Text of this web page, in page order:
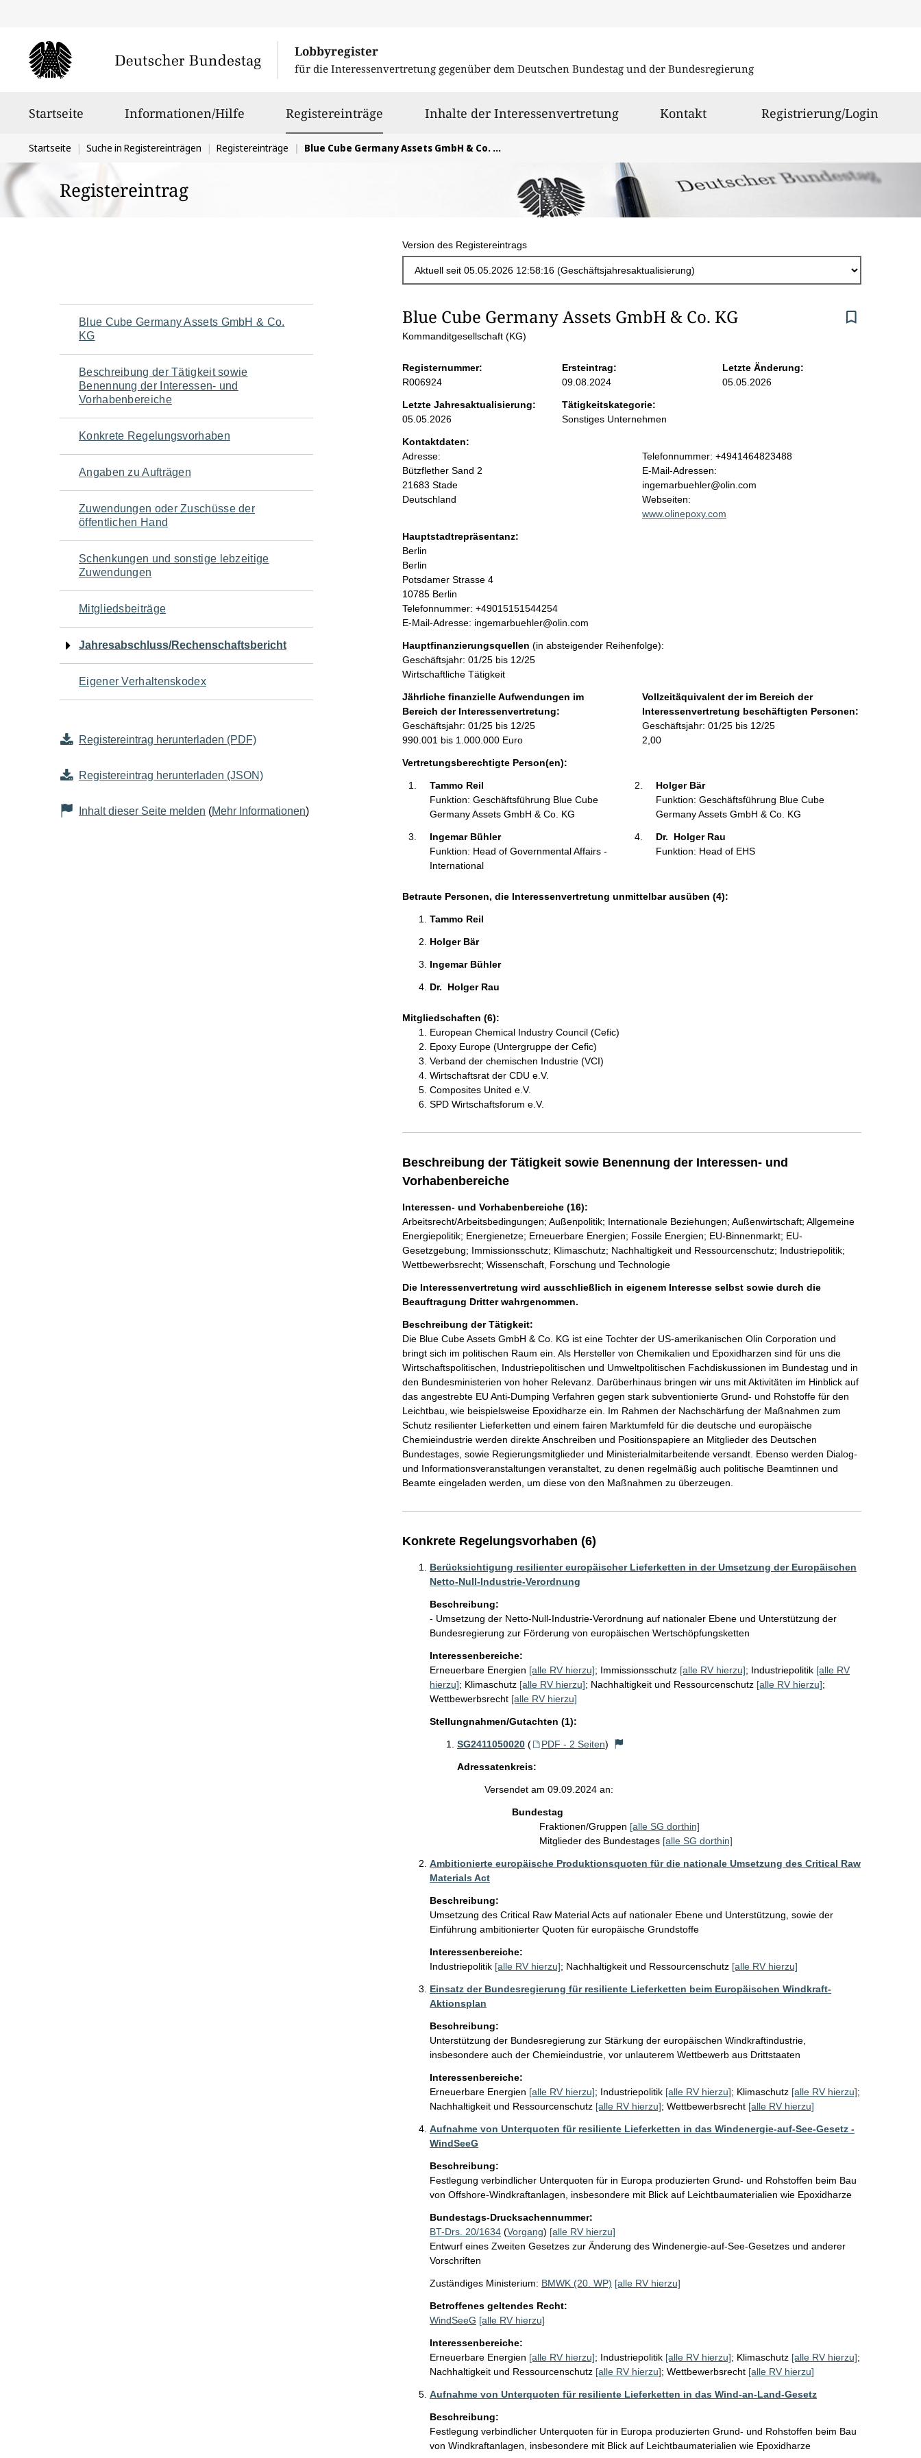
Lobbyregister
für die Interessenvertretung gegenüber dem Deutschen Bundestag und der Bundesregierung
Startseite Informationen/Hilfe Registereinträge ausgewähltInhalte der Interessenvertretung Kontakt Registrierung/Login
Sie
befinden
sich
hier:
Startseite Suche in Registereinträgen Registereinträge Blue Cube Germany Assets GmbH & Co. KG
Registereintrag
Version des Registereintrags
Navigation
für
den
Seiteninhalt
Blue Cube Germany Assets GmbH & Co.
KG
Beschreibung der Tätigkeit sowie
Benennung der Interessen- und
Vorhabenbereiche
Konkrete Regelungsvorhaben
Angaben zu Aufträgen
Zuwendungen oder Zuschüsse der
öffentlichen Hand
Schenkungen und sonstige lebzeitige
Zuwendungen
Mitgliedsbeiträge
Jahresabschluss/Rechenschaftsbericht
Eigener Verhaltenskodex
Registereintrag herunterladen (PDF)
Registereintrag herunterladen (JSON)
Inhalt dieser Seite melden (Mehr Informationen)
S
i
t
e
n
i
n
h
a
l
t
Blue Cube Germany Assets GmbH & Co. KG
Kommanditgesellschaft (KG)
Registernummer:
R006924
Ersteintrag:
09.08.2024
Letzte Änderung:
05.05.2026
Letzte Jahresaktualisierung:
05.05.2026
Tätigkeitskategorie:
Sonstiges Unternehmen
Kontaktdaten:
Adresse:
Bützflether Sand 2
21683 Stade
Deutschland
K
o
n
t
a
a
n
e
n
:
Telefonnummer: +4941464823488
E-Mail-Adressen:
ingemarbuehler@olin.com
Webseiten:
www.olinepoxy.com
Hauptstadtrepräsentanz:
A
d
r
e
s
s
Berlin
Berlin
Potsdamer Strasse 4
10785 Berlin
K
o
t
a
k
t
i
n
f
r
m
:
Telefonnummer: +49015151544254
E-Mail-Adresse: ingemarbuehler@olin.com
Hauptfinanzierungsquellen (in absteigender Reihenfolge):
Geschäftsjahr: 01/25 bis 12/25
Wirtschaftliche Tätigkeit
Jährliche finanzielle Aufwendungen im
Bereich der Interessenvertretung:
Geschäftsjahr: 01/25 bis 12/25
990.001 bis 1.000.000 Euro
Vollzeitäquivalent der im Bereich der
Interessenvertretung beschäftigten Personen:
Geschäftsjahr: 01/25 bis 12/25
2,00
Vertretungsberechtigte Person(en):
Tammo Reil
Funktion: Geschäftsführung Blue Cube
Germany Assets GmbH & Co. KG
Holger Bär
Funktion: Geschäftsführung Blue Cube
Germany Assets GmbH & Co. KG
Ingemar Bühler
Funktion: Head of Governmental Affairs -
International
Dr.  Holger Rau
Funktion: Head of EHS
Betraute Personen, die Interessenvertretung unmittelbar ausüben (4):
Tammo Reil
Holger Bär
Ingemar Bühler
Dr.  Holger Rau
Mitgliedschaften (6):
European Chemical Industry Council (Cefic)
Epoxy Europe (Untergruppe der Cefic)
Verband der chemischen Industrie (VCI)
Wirtschaftsrat der CDU e.V.
Composites United e.V.
SPD Wirtschaftsforum e.V.
Beschreibung der Tätigkeit sowie Benennung der Interessen- und
Vorhabenbereiche
Interessen- und Vorhabenbereiche (16):
Arbeitsrecht/Arbeitsbedingungen; Außenpolitik; Internationale Beziehungen; Außenwirtschaft; Allgemeine
Energiepolitik; Energienetze; Erneuerbare Energien; Fossile Energien; EU-Binnenmarkt; EU-
Gesetzgebung; Immissionsschutz; Klimaschutz; Nachhaltigkeit und Ressourcenschutz; Industriepolitik;
Wettbewerbsrecht; Wissenschaft, Forschung und Technologie
Die Interessenvertretung wird ausschließlich in eigenem Interesse selbst sowie durch die
Beauftragung Dritter wahrgenommen.
Beschreibung der Tätigkeit:
Die Blue Cube Assets GmbH & Co. KG ist eine Tochter der US-amerikanischen Olin Corporation und
bringt sich im politischen Raum ein. Als Hersteller von Chemikalien und Epoxidharzen sind für uns die
Wirtschaftspolitischen, Industriepolitischen und Umweltpolitischen Fachdiskussionen im Bundestag und in
den Bundesministerien von hoher Relevanz. Darüberhinaus bringen wir uns mit Aktivitäten im Hinblick auf
das angestrebte EU Anti-Dumping Verfahren gegen stark subventionierte Grund- und Rohstoffe für den
Leichtbau, wie beispielsweise Epoxidharze ein. Im Rahmen der Nachschärfung der Maßnahmen zum
Schutz resilienter Lieferketten und einem fairen Marktumfeld für die deutsche und europäische
Chemieindustrie werden direkte Anschreiben und Positionspapiere an Mitglieder des Deutschen
Bundestages, sowie Regierungsmitglieder und Ministerialmitarbeitende versandt. Ebenso werden Dialog-
und Informationsveranstaltungen veranstaltet, zu denen regelmäßig auch politische Beamtinnen und
Beamte eingeladen werden, um diese von den Maßnahmen zu überzeugen.
Konkrete Regelungsvorhaben (6)
Berücksichtigung resilienter europäischer Lieferketten in der Umsetzung der Europäischen
Netto-Null-Industrie-Verordnung
Beschreibung:
- Umsetzung der Netto-Null-Industrie-Verordnung auf nationaler Ebene und Unterstützung der
Interessenbereiche:
Erneuerbare Energien [alle RV hierzu]; Immissionsschutz [alle RV hierzu]; Industriepolitik [alle RV
hierzu]; Klimaschutz [alle RV hierzu]; Nachhaltigkeit und Ressourcenschutz [alle RV hierzu];
Wettbewerbsrecht [alle RV hierzu]
Stellungnahmen/Gutachten (1):
SG2411050020 ( PDF - 2 Seiten)
Adressatenkreis:
Versendet am 09.09.2024 an:
Bundestag
Fraktionen/Gruppen [alle SG dorthin]
Mitglieder des Bundestages [alle SG dorthin]
Ambitionierte europäische Produktionsquoten für die nationale Umsetzung des Critical Raw
Materials Act
Beschreibung:
Umsetzung des Critical Raw Material Acts auf nationaler Ebene und Unterstützung, sowie der
Einführung ambitionierter Quoten für europäische Grundstoffe
Interessenbereiche:
Industriepolitik [alle RV hierzu]; Nachhaltigkeit und Ressourcenschutz [alle RV hierzu]
Einsatz der Bundesregierung für resiliente Lieferketten beim Europäischen Windkraft-
Aktionsplan
Beschreibung:
Unterstützung der Bundesregierung zur Stärkung der europäischen Windkraftindustrie,
insbesondere auch der Chemieindustrie, vor unlauterem Wettbewerb aus Drittstaaten
Interessenbereiche:
Erneuerbare Energien [alle RV hierzu]; Industriepolitik [alle RV hierzu]; Klimaschutz [alle RV hierzu];
Nachhaltigkeit und Ressourcenschutz [alle RV hierzu]; Wettbewerbsrecht [alle RV hierzu]
Aufnahme von Unterquoten für resiliente Lieferketten in das Windenergie-auf-See-Gesetz -
WindSeeG
Beschreibung:
Festlegung verbindlicher Unterquoten für in Europa produzierten Grund- und Rohstoffen beim Bau
von Offshore-Windkraftanlagen, insbesondere mit Blick auf Leichtbaumaterialien wie Epoxidharze
Bundestags-Drucksachennummer:
BT-Drs. 20/1634(Vorgang) [alle RV hierzu]
Entwurf eines Zweiten Gesetzes zur Änderung des Windenergie-auf-See-Gesetzes und anderer
Vorschriften
Zuständiges Ministerium: BMWK (20. WP) [alle RV hierzu]
Betroffenes geltendes Recht:
WindSeeG [alle RV hierzu]
Interessenbereiche:
Erneuerbare Energien [alle RV hierzu]; Industriepolitik [alle RV hierzu]; Klimaschutz [alle RV hierzu];
Nachhaltigkeit und Ressourcenschutz [alle RV hierzu]; Wettbewerbsrecht [alle RV hierzu]
Aufnahme von Unterquoten für resiliente Lieferketten in das Wind-an-Land-Gesetz
Beschreibung:
Festlegung verbindlicher Unterquoten für in Europa produzierten Grund- und Rohstoffen beim Bau
von Windkraftanlagen, insbesondere mit Blick auf Leichtbaumaterialien wie Epoxidharze